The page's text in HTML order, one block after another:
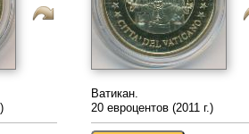
Ватикан.
20 евроцентов (2011 г.)